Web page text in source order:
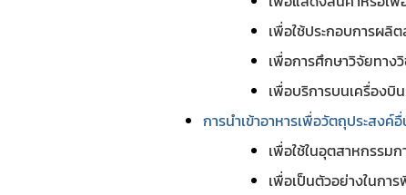
เพื่อใช้ประกอบการผ
เพื่อการศึกษาวิจัยทาง
เพื่อบริการบนเครื่องบิน
การนำเข้าอาหารเพื่อวัตถุประสงค์
เพื่อใช้ในอุตสาหกรรม
เพื่อเป็นตัวอย่างในก